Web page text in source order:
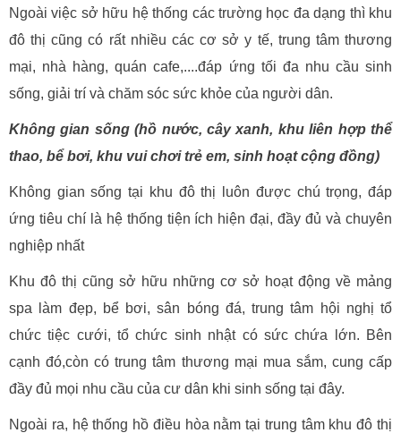
Ngoài việc sở hữu hệ thống các trường học đa dạng thì khu
đô thị cũng có rất nhiều các cơ sở y tế, trung tâm thương
mại, nhà hàng, quán cafe,....đáp ứng tối đa nhu cầu sinh
sống, giải trí và chăm sóc sức khỏe của người dân.
Không gian sống (hồ nước, cây xanh, khu liên hợp thể
thao, bể bơi, khu vui chơi trẻ em, sinh hoạt cộng đồng)
Không gian sống tại khu đô thị luôn được chú trọng, đáp
ứng tiêu chí là hệ thống tiện ích hiện đại, đầy đủ và chuyên
nghiệp nhất
Khu đô thị cũng sở hữu những cơ sở hoạt động về mảng
spa làm đẹp, bể bơi, sân bóng đá, trung tâm hội nghị tổ
chức tiệc cưới, tổ chức sinh nhật có sức chứa lớn. Bên
cạnh đó,còn có trung tâm thương mại mua sắm, cung cấp
đầy đủ mọi nhu cầu của cư dân khi sinh sống tại đây.
Ngoài ra, hệ thống hồ điều hòa nằm tại trung tâm khu đô thị